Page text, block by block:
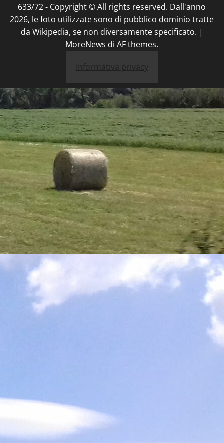
633/72 - Copyright © All rights reserved. Dall'anno
2026, le foto utilizzate sono di pubblico dominio tratte
da Wikipedia, se non diversamente specificato. |
MoreNews di AF themes.
Informativa privacy